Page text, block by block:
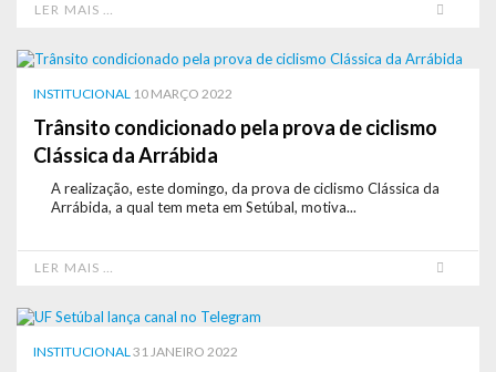
LER MAIS …
Trânsito condicionado pela prova de ciclismo
Clássica da Arrábida
INSTITUCIONAL 10 MARÇO 2022
A realização, este domingo, da prova de ciclismo Clássica da
Arrábida, a qual tem meta em Setúbal, motiva...
LER MAIS …
INSTITUCIONAL31 JANEIRO 2022